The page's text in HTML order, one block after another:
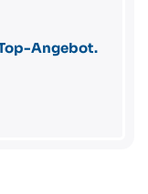
Angebot.